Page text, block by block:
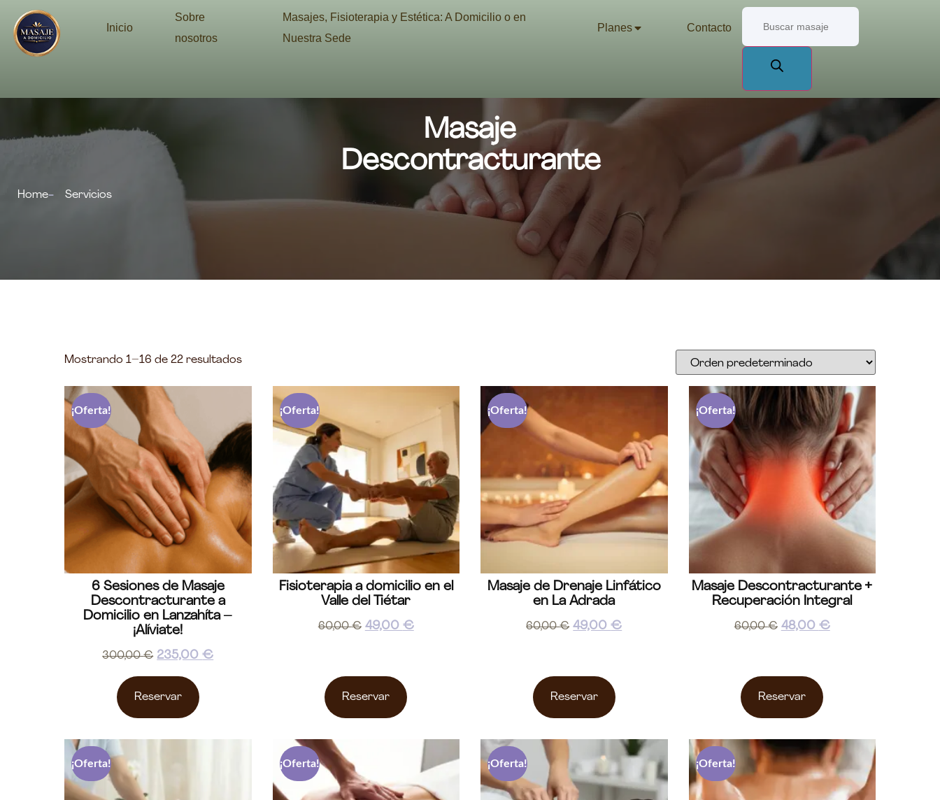
Inicio
Sobre
nosotros
Masajes, Fisioterapia y Estética: A Domicilio o en
Nuestra Sede
Planes Contacto
Masaje
Descontracturante
Home Servicios
Mostrando 1–16 de 22 resultados
¡Oferta!
6 Sesiones de Masaje
Descontracturante a
Domicilio en Lanzahíta –
¡Alíviate!
300,00€ 235,00€
Reservar
¡Oferta!
Fisioterapia a domicilio en el
Valle del Tiétar
60,00€ 49,00 €
Reservar
¡Oferta!
Masaje de Drenaje Linfático
en La Adrada
60,00€ 49,00€
Reservar
¡Oferta!
Masaje Descontracturante +
Recuperación Integral
60,00€ 48,00 €
Reservar
¡Oferta! ¡Oferta! ¡Oferta! ¡Oferta!